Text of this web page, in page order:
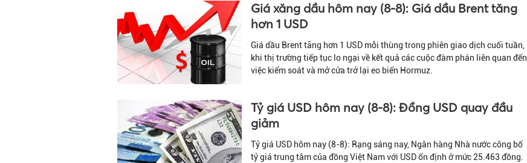
Giá xăng dầu hôm nay (8-8): Giá dầu Brent tăng
hơn 1 USD
Giá dầu Brent tăng hơn 1 USD mỗi thùng trong phiên giao dịch cuối tuần,
khi thị trường tiếp tục lo ngại về kết quả các cuộc đàm phán liên quan đến
việc kiểm soát và mở cửa trở lại eo biển Hormuz.
Tỷ giá USD hôm nay (8-8): Đồng USD quay đầu
giảm
Tỷ giá USD hôm nay (8-8): Rạng sáng nay, Ngân hàng Nhà nước công bố
tỷ giá trung tâm của đồng Việt Nam với USD ổn định ở mức 25.463 đồng.